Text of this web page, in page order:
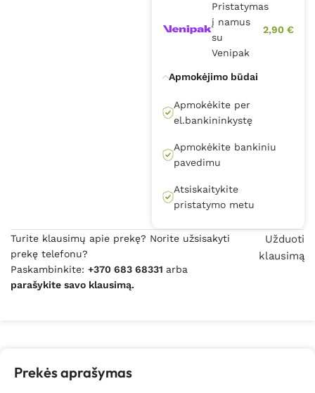
Pristatymas
į namus
su
Venipak
2,90 €
Apmokėjimo būdai
Apmokėkite per
el.bankininkystę
Apmokėkite bankiniu
pavedimu
Atsiskaitykite
pristatymo metu
Turite klausimų apie prekę? Norite užsisakyti
prekę telefonu?
Paskambinkite: +370 683 68331 arba
parašykite savo klausimą.
Užduoti
klausimą
Prekės aprašymas